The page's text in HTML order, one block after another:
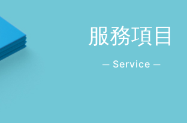
服務項目
─ Service ─